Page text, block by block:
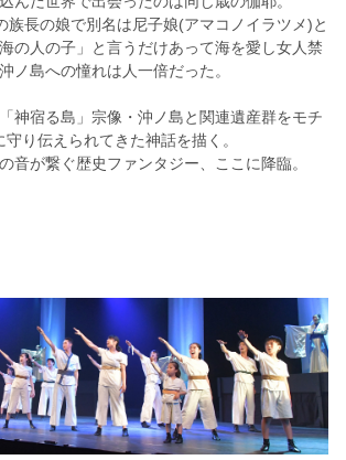
族長の娘で別名は尼子娘(アマコノイラツメ)と
の人の子」と言うだけあって海を愛し女人禁
ノ島への憧れは人一倍だった。
神宿る島」宗像・沖ノ島と関連遺産群をモチ
守り伝えられてきた神話を描く。
音が繋ぐ歴史ファンタジー、ここに降臨。